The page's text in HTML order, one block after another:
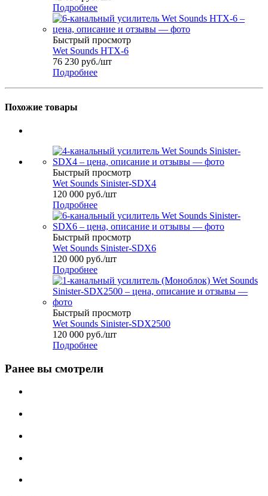
Подробнее
Быстрый просмотр
Wet Sounds HTX-6
76 230 руб./шт
Подробнее
Похожие товары
Быстрый просмотр
Wet Sounds Sinister-SDX4
120 000 руб./шт
Подробнее
Быстрый просмотр
Wet Sounds Sinister-SDX6
120 000 руб./шт
Подробнее
Быстрый просмотр
Wet Sounds Sinister-SDX2500
120 000 руб./шт
Подробнее
Ранее вы смотрели